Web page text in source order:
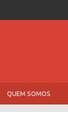
QUEM SOMOS